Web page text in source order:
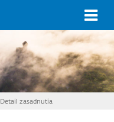
Detail zasadnutia